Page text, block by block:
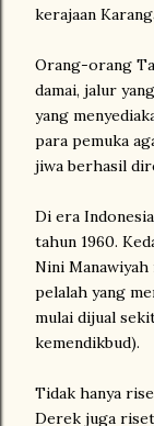
kerajaan
Orang-orang
damai, jalur
yang
para pemuka
jiwa berhasil
Di era
tahun 1960.
Nini
pelalah yang
mulai dijual
kemendikbud).
Tidak hanya
Derek juga riset